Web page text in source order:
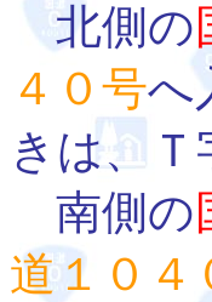
北側の
４０号へ
きは、
南側の
道１０４